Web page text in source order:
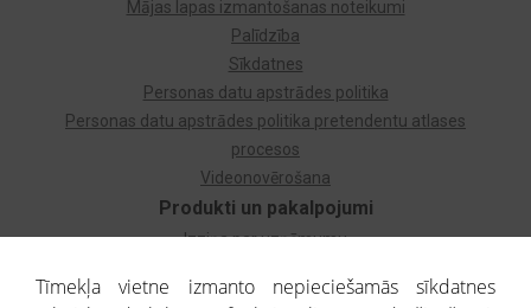
Produkti un pakalpojumi
Izziņa par uzņēmumu
Dzimtas koks
Mājas lapas izmantošanas noteikumi
Palīdzība
Sīkdatnes
Personas datu apstrādes politika
Personas datu apstrādes politika pretendentu atlases
procesos
Videonovērošana
Tīmekļa vietne izmanto nepieciešamās sīkdatnes